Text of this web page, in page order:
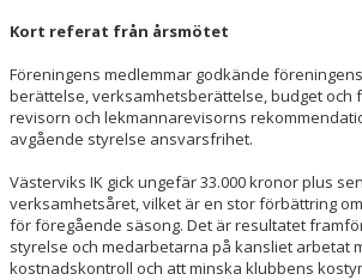
Kort referat från årsmötet
Föreningens medlemmar godkände
berättelse, verksamhetsberättelse, budget och
revisorn och lekmannarevisorns
avgående styrelse ansvarsfrihet.
Västerviks IK gick ungefär 33.000 kronor plus
verksamhetsåret, vilket är en stor förbättring
för föregående säsong. Det är resultatet
styrelse och medarbetarna på kansliet arbetat
kostnadskontroll och att minska klubbens